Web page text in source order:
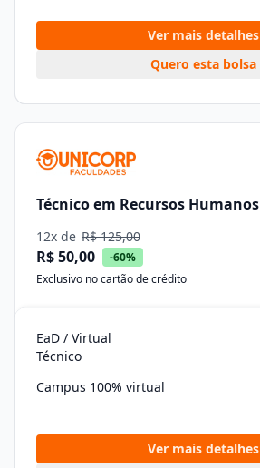
Ver mais detalhes
Quero esta bolsa
Técnico em Recursos Humanos
12x de R$ 125,00
R$ 50,00
-60%
Exclusivo no cartão de crédito
EaD / Virtual
Técnico
Campus 100% virtual
Ver mais detalhes